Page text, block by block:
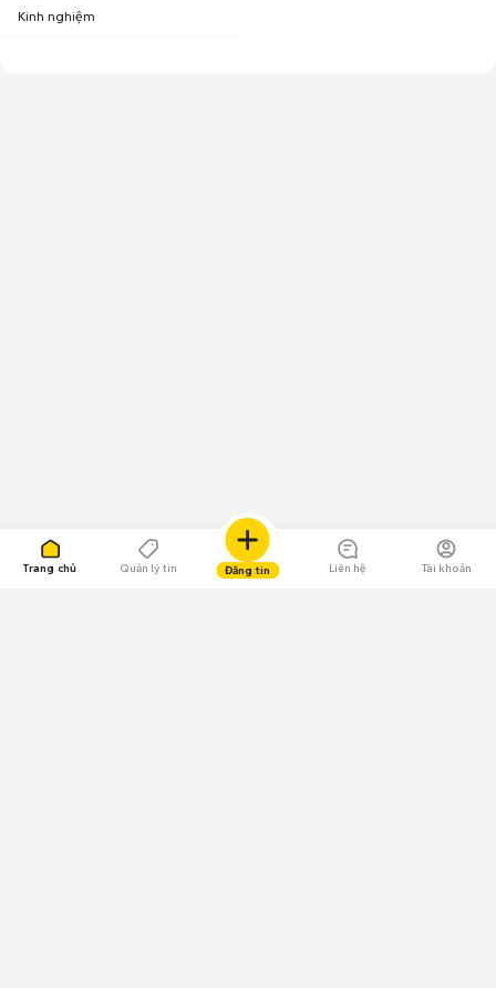
Trang chủ Quản lý tin Đăng tin Liên hệ Tài khoản
Kinh nghiệm